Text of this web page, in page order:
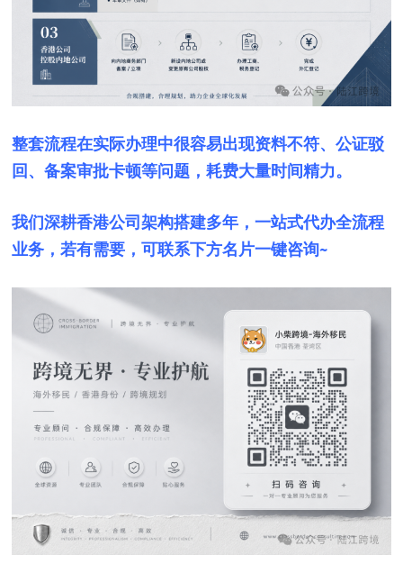
整套流程在实际办理中很容易出现资料不符、公证驳
回、备案审批卡顿等问题，耗费大量时间精力。
我们深耕香港公司架构搭建多年，一站式代办全流程
业务，若有需要，可联系下方名片一键咨询~